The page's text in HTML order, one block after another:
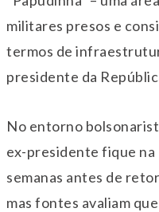
militares presos e
termos de
presidente da
No entorno
ex-presidente fique na
semanas antes de
mas fontes avaliam